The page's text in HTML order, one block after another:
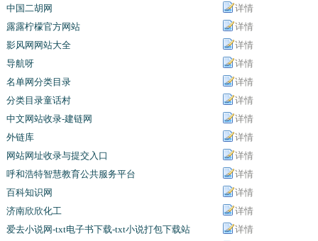
中国二胡网
详情
露露柠檬官方网站
详情
影风网网站大全
详情
导航呀
详情
名单网分类目录
详情
分类目录童话村
详情
中文网站收录-建链网
详情
外链库
详情
网站网址收录与提交入口
详情
呼和浩特智慧教育公共服务平台
详情
百科知识网
详情
济南欣欣化工
详情
爱去小说网-txt电子书下载-txt小说打包下载站
详情